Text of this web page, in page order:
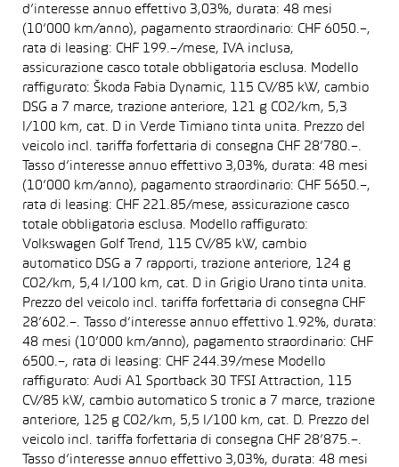
d’interesse annuo effettivo 3,03%, durata: 48 mesi
(10’000 km/anno), pagamento straordinario: CHF 6050.–,
rata di leasing: CHF 199.–/mese, IVA inclusa,
assicurazione casco totale obbligatoria esclusa. Modello
raffigurato: Škoda Fabia Dynamic, 115 CV/85 kW, cambio
DSG a 7 marce, trazione anteriore, 121 g CO2/km, 5,3
l/100 km, cat. D in Verde Timiano tinta unita. Prezzo del
veicolo incl. tariffa forfettaria di consegna CHF 28’780.–.
Tasso d’interesse annuo effettivo 3,03%, durata: 48 mesi
(10’000 km/anno), pagamento straordinario: CHF 5650.–,
rata di leasing: CHF 221.85/mese, assicurazione casco
totale obbligatoria esclusa. Modello raffigurato:
Volkswagen Golf Trend, 115 CV/85 kW, cambio
automatico DSG a 7 rapporti, trazione anteriore, 124 g
CO2/km, 5,4 l/100 km, cat. D in Grigio Urano tinta unita.
Prezzo del veicolo incl. tariffa forfettaria di consegna CHF
28’602.–. Tasso d’interesse annuo effettivo 1.92%, durata:
48 mesi (10’000 km/anno), pagamento straordinario: CHF
6500.–, rata di leasing: CHF 244.39/mese Modello
raffigurato: Audi A1 Sportback 30 TFSI Attraction, 115
CV/85 kW, cambio automatico S tronic a 7 marce, trazione
anteriore, 125 g CO2/km, 5,5 l/100 km, cat. D. Prezzo del
veicolo incl. tariffa forfettaria di consegna CHF 28’875.–.
Tasso d’interesse annuo effettivo 3,03%, durata: 48 mesi